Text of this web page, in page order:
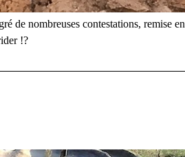
de nombreuses contestations, remise en
!?